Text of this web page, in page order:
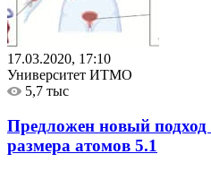
17.03.2020, 17:10
Университет ИТМО
5,7 тыс
Предложен новый подход
размера атомов 5.1